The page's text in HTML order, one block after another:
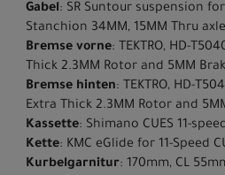
Gabel: SR Suntour suspension
Stanchion 34MM, 15MM Thru
Bremse vorne: TEKTRO, HD-
Thick 2.3MM Rotor and 5MM
Bremse hinten: TEKTRO, HD-
Extra Thick 2.3MM Rotor and
Kassette: Shimano CUES 11-
Kette: KMC eGlide for 11-Speed
Kurbelgarnitur: 170mm, CL